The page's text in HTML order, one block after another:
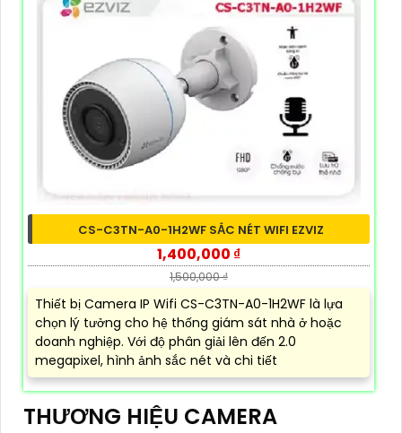
CS-C3TN-A0-1H2WF SẮC NÉT WIFI EZVIZ
1,400,000 ₫
1,500,000 ₫
Thiết bị Camera IP Wifi CS-C3TN-A0-1H2WF là lựa
chọn lý tưởng cho hệ thống giám sát nhà ở hoặc
doanh nghiệp. Với độ phân giải lên đến 2.0
megapixel, hình ảnh sắc nét và chi tiết
THƯƠNG HIỆU CAMERA